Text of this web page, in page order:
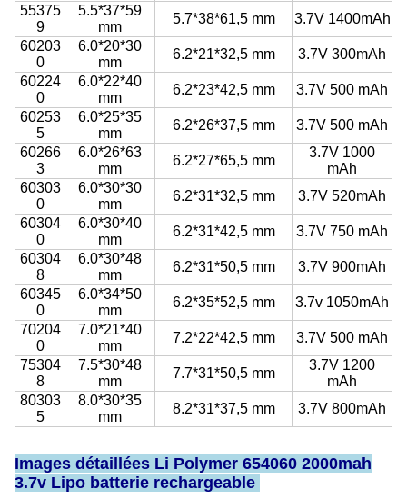
55375
9
5.5*37*59
mm
5.7*38*61,5 mm
3.7V 1400mAh
60203
0
6.0*20*30
mm
6.2*21*32,5 mm
3.7V 300mAh
60224
0
6.0*22*40
mm
6.2*23*42,5 mm
3.7V 500 mAh
60253
5
6.0*25*35
mm
6.2*26*37,5 mm
3.7V 500 mAh
60266
3
6.0*26*63
mm
6.2*27*65,5 mm
3.7V 1000
mAh
60303
0
6.0*30*30
mm
6.2*31*32,5 mm
3.7V 520mAh
60304
0
6.0*30*40
mm
6.2*31*42,5 mm
3.7V 750 mAh
60304
8
6.0*30*48
mm
6.2*31*50,5 mm
3.7V 900mAh
60345
0
6.0*34*50
mm
6.2*35*52,5 mm
3.7v 1050mAh
70204
0
7.0*21*40
mm
7.2*22*42,5 mm
3.7V 500 mAh
75304
8
7.5*30*48
mm
7.7*31*50,5 mm
3.7V 1200
mAh
80303
5
8.0*30*35
mm
8.2*31*37,5 mm 3.7V 800mAh
Images détaillées Li Polymer 654060 2000mah
3.7v Lipo batterie rechargeable